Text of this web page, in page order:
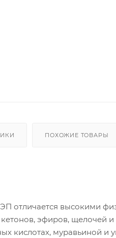
ПОХОЖИЕ ТОВАРЫ
отличается высокими
эфиров, щелочей и
кислотах, муравьиной и